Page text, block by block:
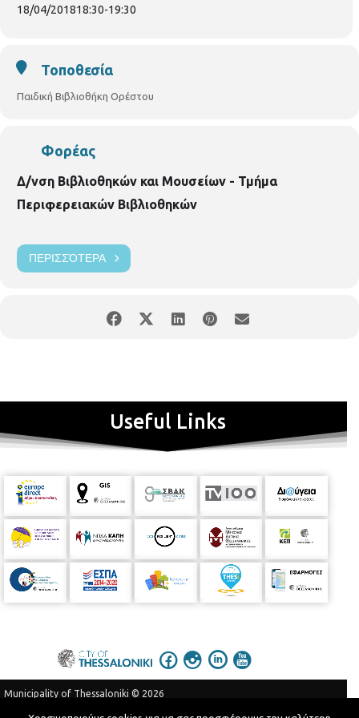
προτεραιότητας, ενώ θα υπάρξει λίστα αναμονής σε
ΠΑΙΔΙΚΗ ΒΙΒΛΙΟΘΗΚΗ ΟΡΕΣΤΟΥ ΟΡΕΣΤΟΥ 33 & ΧΑΛΚΙΔΙΚΗΣ
ΤΗΛ. 2310852384
18/04/201818:30-19:30
Τοποθεσία
Παιδική Βιβλιοθήκη Ορέστου
Φορέας
Δ/νση Βιβλιοθηκών και Μουσείων - Τμήμα
Περιφερειακών Βιβλιοθηκών
ΠΕΡΙΣΣΌΤΕΡΑ
Useful Links
Municipality of Thessaloniki © 2026
Terms of Use
Privacy Policy